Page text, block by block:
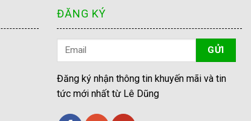
ĐĂNG KÝ
Đăng ký nhận thông tin khuyến mãi và tin
tức mới nhất từ Lê Dũng